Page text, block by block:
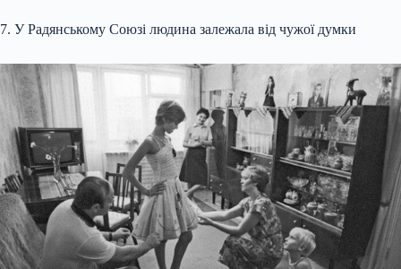
7. У Радянському Союзі людина залежала від чужої думки